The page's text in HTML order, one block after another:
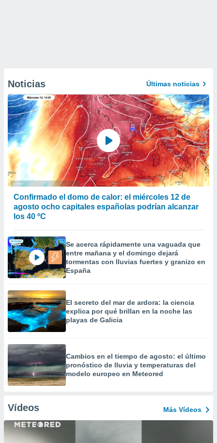
Noticias Últimas noticias
Confirmado el domo de calor: el miércoles 12 de
agosto ocho capitales españolas podrían alcanzar
los 40 ºC
Se acerca rápidamente una vaguada que
entre mañana y el domingo dejará
tormentas con lluvias fuertes y granizo en
España
El secreto del mar de ardora: la ciencia
explica por qué brillan en la noche las
playas de Galicia
Cambios en el tiempo de agosto: el último
pronóstico de lluvia y temperaturas del
modelo europeo en Meteored
Vídeos Más Vídeos